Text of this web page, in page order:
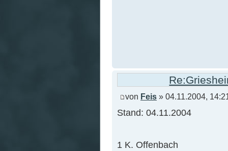
von Feis » 04.11.2004,
Stand: 04.11.2004
1 K. Offenbach